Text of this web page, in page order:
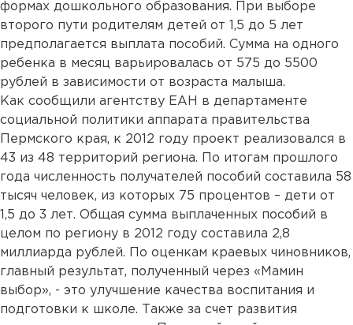
формах дошкольного образования. При выборе
второго пути родителям детей от 1,5 до 5 лет
предполагается выплата пособий. Сумма на одного
ребенка в месяц варьировалась от 575 до 5500
рублей в зависимости от возраста малыша.
Как сообщили агентству ЕАН в департаменте
социальной политики аппарата правительства
Пермского края, к 2012 году проект реализовался в
43 из 48 территорий региона. По итогам прошлого
года численность получателей пособий составила 58
тысяч человек, из которых 75 процентов – дети от
1,5 до 3 лет. Общая сумма выплаченных пособий в
целом по региону в 2012 году составила 2,8
миллиарда рублей. По оценкам краевых чиновников,
главный результат, полученный через «Мамин
выбор», - это улучшение качества воспитания и
подготовки к школе. Также за счет развития